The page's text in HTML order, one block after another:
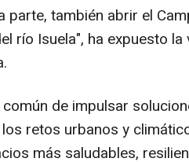
también abrir el
río Isuela", ha expuesto
de impulsar
retos urbanos y
más saludables,